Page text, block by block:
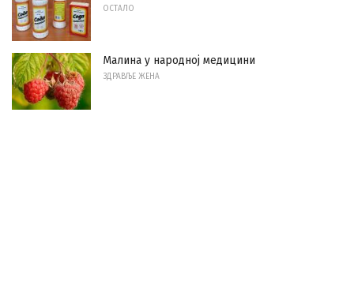
ОСТАЛО
Малина у народној медицини
ЗДРАВЉЕ ЖЕНА